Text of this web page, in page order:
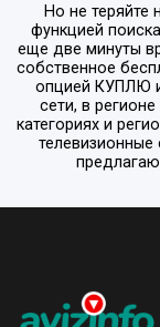
Но не
функцией
еще две минуты
собственное
опцией КУПЛЮ
сети, в регионе
категориях и
телевизионные
предлагаю